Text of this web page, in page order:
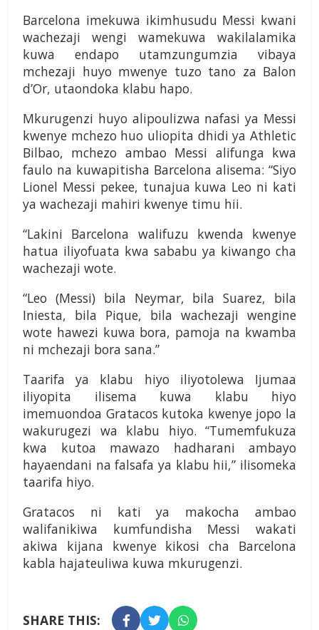
Barcelona imekuwa ikimhusudu Messi kwani
wachezaji wengi wamekuwa wakilalamika
kuwa en­dapo utamzungumzia vibaya
mchezaji huyo mwenye tuzo tano za Balon
d’Or, utaondoka klabu hapo.
Mkurugenzi huyo alipoulizwa nafasi ya Messi
kwenye mchezo huo uliopita dhidi ya Athletic
Bilbao, mchezo ambao Messi alifunga kwa
faulo na kuwapi­tisha Barcelona alisema: “Siyo
Lionel Messi pekee, tu­najua kuwa Leo ni kati
ya wachezaji mahiri kwenye timu hii.
“Lakini Barcelona walifuzu kwenda kwenye
hatua iliyofuata kwa sababu ya kiwango cha
wachezaji wote.
“Leo (Messi) bila Neymar, bila Suarez, bila
Iniesta, bila Pique, bila wachezaji wengine
wote hawezi kuwa bora, pamoja na kwamba
ni mchezaji bora sana.”
Taarifa ya klabu hiyo iliyotolewa Ijumaa
iliyopita ilisema kuwa klabu hiyo
imemuondoa Gratacos kutoka kwenye jopo la
wakurugezi wa klabu hiyo. “Tumemfukuza
kwa kutoa ma­wazo hadharani ambayo
hayaendani na falsafa ya klabu hii,” ilisomeka
taarifa hiyo.
Gratacos ni kati ya makocha ambao
walifanikiwa kumfundisha Messi wakati
akiwa kijana kwenye kiko­si cha Barcelona
kabla hajateuliwa kuwa mkurugenzi.
SHARE THIS: